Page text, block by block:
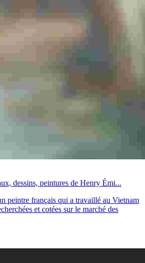
dessins, peintures de Henry Émi...
peintre français qui a travaillé au Vietnam
et cotées sur le marché des